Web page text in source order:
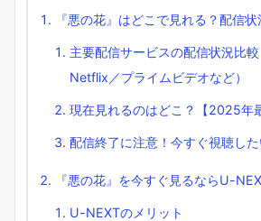
『悪の花』はどこで見れる？配信
主要配信サービスの配信状況比
Netflix／プライムビデオなど）
現在見れるのはどこ？【2025年
配信終了に注意！今すぐ視聴し
『悪の花』を今すぐ見るならU-
U-NEXTのメリット